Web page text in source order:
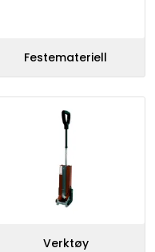
Festemateriell
Verktøy